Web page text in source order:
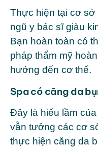
Thực hiện tại cơ sở
ngũ y bác sĩ giàu
Bạn hoàn toàn có
pháp thẩm mỹ
hưởng đến cơ thể.
Spa có căng da
Đây là hiểu lầm
vẫn tưởng các cơ
thực hiện căng da